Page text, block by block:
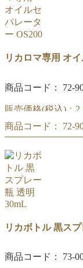
リカロマ専用 オ
商品コード： 72-
販売価格(税込)：
リカロマ専用オイ
商品コード： 72-
リカロマ専用オイルセパレ
リカボトル 黒ス
商品コード： 73-